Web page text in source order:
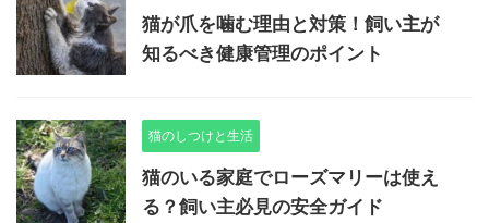
猫が爪を噛む理由と対策！飼い主が
知るべき健康管理のポイント
猫のしつけと生活
猫のいる家庭でローズマリーは使え
る？飼い主必見の安全ガイド